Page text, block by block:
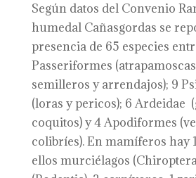
Según datos del Convenio
humedal Cañasgordas se
presencia de 65 especies
Passeriformes
semilleros y arrendajos); 9
(loras y pericos); 6 Ardeidae
coquitos) y 4 Apodiformes
colibríes). En mamíferos hay
ellos murciélagos